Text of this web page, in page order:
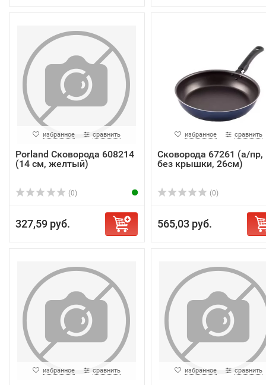
избранное сравнить
Porland Сковорода 608214
(14 см, желтый)
(0)
327,59 руб.
избранное сравнить
Сковорода 67261 (а/пр,
без крышки, 26см)
(0)
565,03 руб.
избранное сравнить избранное сравнить